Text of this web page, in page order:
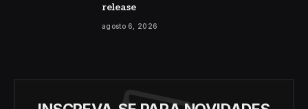
release
agosto 6, 2026